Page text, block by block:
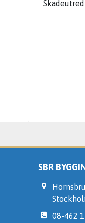
SBR
08-462